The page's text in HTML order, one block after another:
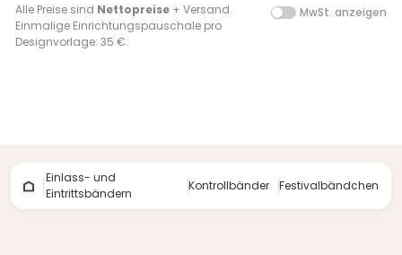
Alle Preise sind Nettopreise + Versand.
Einmalige Einrichtungspauschale pro
Designvorlage: 35 €.
MwSt. anzeigen
Einlass- und
Eintrittsbändern
Kontrollbänder Festivalbändchen